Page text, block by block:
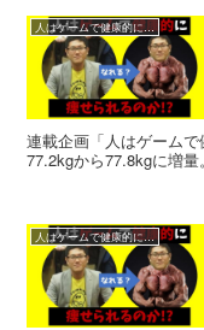
人はゲームで健康的に痩せられるのか!?
連載企画「人はゲーム
77.2kgから77.8kgに増量
人はゲームで健康的に痩せられるのか!?